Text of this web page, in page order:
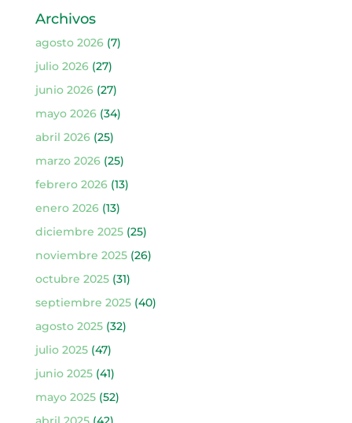
Archivos
agosto 2026(7)
julio 2026(27)
junio 2026(27)
mayo 2026(34)
abril 2026(25)
marzo 2026(25)
febrero 2026(13)
enero 2026(13)
diciembre 2025(25)
noviembre 2025(26)
octubre 2025(31)
septiembre 2025(40)
agosto 2025(32)
julio 2025(47)
junio 2025(41)
mayo 2025(52)